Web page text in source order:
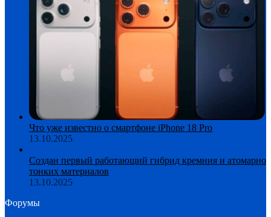
Что уже известно о смартфоне iPhone 18 Pro
13.10.2025
Создан первый работающий гибрид кремния и атомарно
тонких материалов
13.10.2025
Форумы